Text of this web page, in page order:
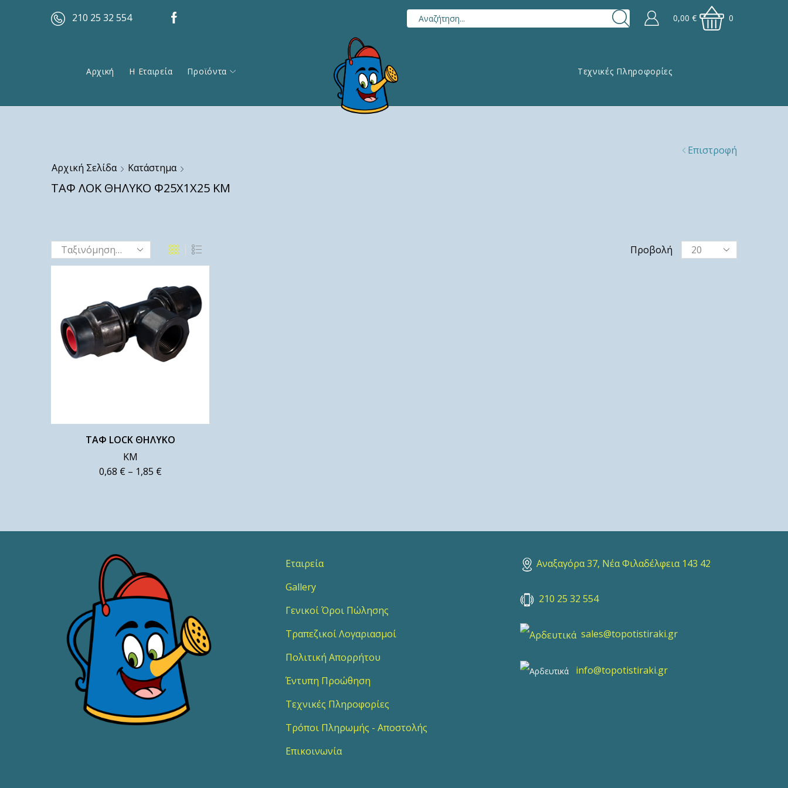
210 25 32 554 0,00€ 0
Αρχική Η Εταιρεία Προϊόντα Τεχνικές Πληροφορίες
Αρχική Σελίδα Κατάστημα
ΤΑΦ ΛΟΚ ΘΗΛΥΚΟ Φ25Χ1Χ25 ΚΜ
Επιστροφή
Προβολή
ΤΑΦ LOCK ΘΗΛΥΚΟ
ΚΜ
0,68 € – 1,85 €
Εταιρεία
Gallery
Γενικοί Όροι Πώλησης
Τραπεζικοί Λογαριασμοί
Πολιτική Απορρήτου
Έντυπη Προώθηση
Τεχνικές Πληροφορίες
Τρόποι Πληρωμής - Αποστολής
Επικοινωνία
Αναξαγόρα 37, Νέα Φιλαδέλφεια 143 42
210 25 32 554
sales@topotistiraki.gr
info@topotistiraki.gr